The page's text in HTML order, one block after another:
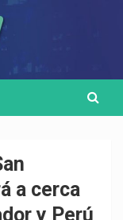
a cerca
y Perú